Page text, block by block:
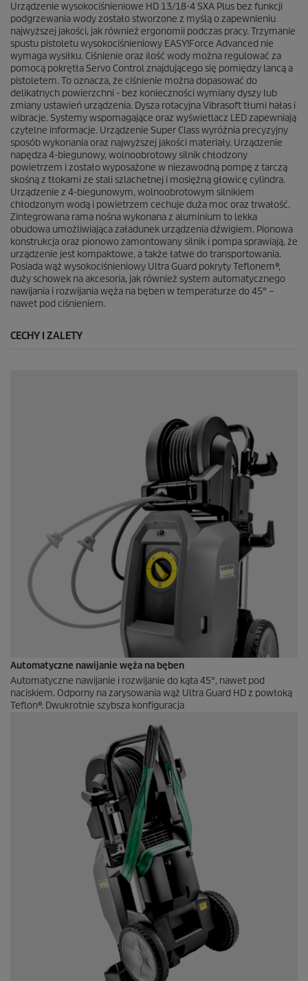
Urządzenie wysokociśnieniowe HD 13/18-4 SXA Plus bez funkcji
podgrzewania wody zostało stworzone z myślą o zapewnieniu
najwyższej jakości, jak również ergonomii podczas pracy. Trzymanie
spustu pistoletu wysokociśnieniowy EASY!Force Advanced nie
wymaga wysiłku. Ciśnienie oraz ilość wody można regulować za
pomocą pokrętła Servo Control znajdującego się pomiędzy lancą a
pistoletem. To oznacza, że ciśnienie można dopasować do
delikatnych powierzchni - bez konieczności wymiany dyszy lub
zmiany ustawień urządzenia. Dysza rotacyjna Vibrasoft tłumi hałas i
wibracje. Systemy wspomagające oraz wyświetlacz LED zapewniają
czytelne informacje. Urządzenie Super Class wyróżnia precyzyjny
sposób wykonania oraz najwyższej jakości materiały. Urządzenie
napędza 4-biegunowy, wolnoobrotowy silnik chłodzony
powietrzem i zostało wyposażone w niezawodną pompę z tarczą
skośną z tłokami ze stali szlachetnej i mosiężną głowicę cylindra.
Urządzenie z 4-biegunowym, wolnoobrotowym silnikiem
chłodzonym wodą i powietrzem cechuje duża moc oraz trwałość.
Zintegrowana rama nośna wykonana z aluminium to lekka
obudowa umożliwiająca załadunek urządzenia dźwigiem. Pionowa
konstrukcja oraz pionowo zamontowany silnik i pompa sprawiają, że
urządzenie jest kompaktowe, a także łatwe do transportowania.
Posiada wąż wysokociśnieniowy Ultra Guard pokryty Teflonem®,
duży schowek na akcesoria, jak również system automatycznego
nawijania i rozwijania węża na bęben w temperaturze do 45° –
nawet pod ciśnieniem.
CECHY I ZALETY
Automatyczne nawijanie węża na bęben
Automatyczne nawijanie i rozwijanie do kąta 45°, nawet pod
naciskiem. Odporny na zarysowania wąż Ultra Guard HD z powłoką
Teflon®. Dwukrotnie szybsza konfiguracja